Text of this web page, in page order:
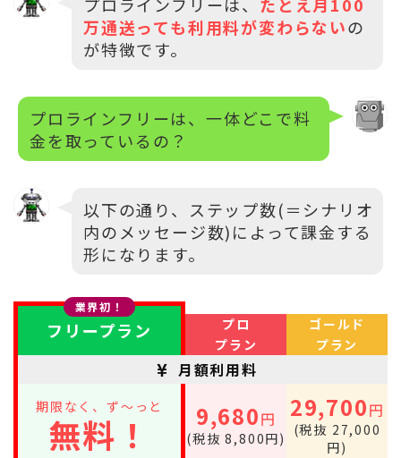
万通送っても利用料が変わらないの
が特徴です。
プロラインフリーは、一体どこで料
金を取っているの？
以下の通り、ステップ数(＝シナリオ
内のメッセージ数)によって課金する
形になります。
業界初！
フリープラン
プロ
プラン
ゴールド
プラン
月額利用料
期限なく、ず～っと
無料！ 9,680円
(税抜 8,800円)
29,700円
(税抜 27,000
円)